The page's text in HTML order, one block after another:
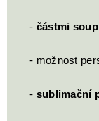
- částmi
- možnost
- sublimační